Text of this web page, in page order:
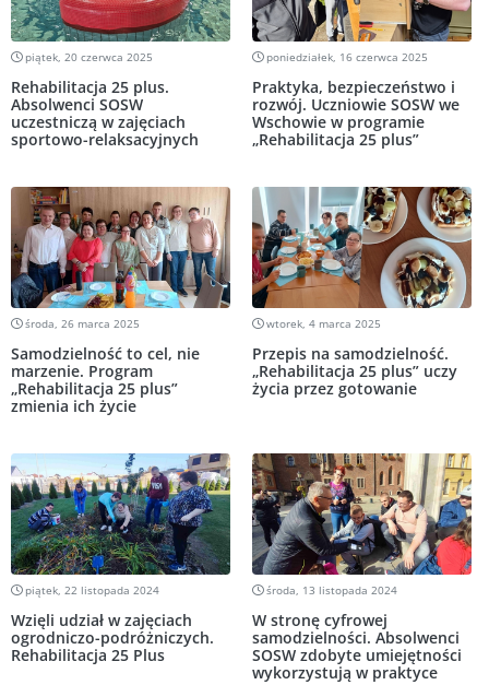
piątek, 20 czerwca 2025
Rehabilitacja 25 plus.
Absolwenci SOSW
uczestniczą w zajęciach
sportowo-relaksacyjnych
poniedziałek, 16 czerwca 2025
Praktyka, bezpieczeństwo i
rozwój. Uczniowie SOSW we
Wschowie w programie
„Rehabilitacja 25 plus”
środa, 26 marca 2025
Samodzielność to cel, nie
marzenie. Program
„Rehabilitacja 25 plus”
zmienia ich życie
wtorek, 4 marca 2025
Przepis na samodzielność.
„Rehabilitacja 25 plus” uczy
życia przez gotowanie
piątek, 22 listopada 2024
Wzięli udział w zajęciach
ogrodniczo-podróżniczych.
Rehabilitacja 25 Plus
środa, 13 listopada 2024
W stronę cyfrowej
samodzielności. Absolwenci
SOSW zdobyte umiejętności
wykorzystują w praktyce